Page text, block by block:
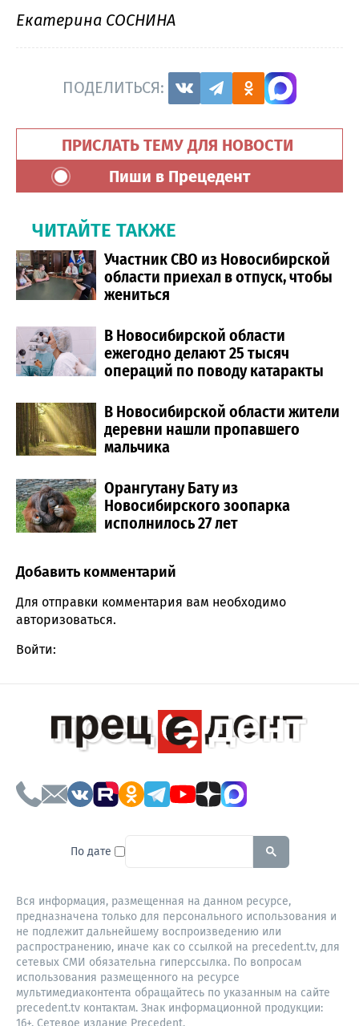
Екатерина СОСНИНА
ПОДЕЛИТЬСЯ:
ПРИСЛАТЬ ТЕМУ ДЛЯ НОВОСТИ
Пиши в Прецедент
ЧИТАЙТЕ ТАКЖЕ
Участник СВО из Новосибирской
области приехал в отпуск, чтобы
жениться
В Новосибирской области
ежегодно делают 25 тысяч
операций по поводу катаракты
В Новосибирской области жители
деревни нашли пропавшего
мальчика
Орангутану Бату из
Новосибирского зоопарка
исполнилось 27 лет
Comment section
Добавить комментарий
Для отправки комментария вам необходимо
авторизоваться.
Войти:
По дате To search this site, enter a
Вся информация, размещенная на данном ресурсе,
предназначена только для персонального использования и
не подлежит дальнейшему воспроизведению или
распространению, иначе как со ссылкой на precedent.tv, для
сетевых СМИ обязательна гиперссылка. По вопросам
использования размещенного на ресурсе
мультимедиаконтента обращайтесь по указанным на сайте
precedent.tv контактам. Знак информационной продукции: